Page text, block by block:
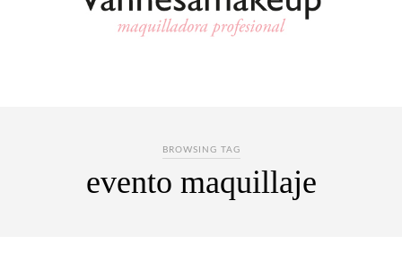
BROWSING TAG
evento maquillaje